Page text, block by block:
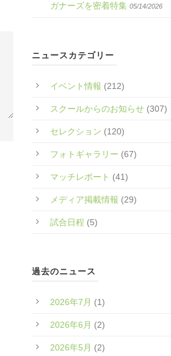
ガナーズを密着特集 05/14/2026
ニュースカテゴリー
イベント情報 (212)
スクールからのお知らせ(307)
セレクション (120)
フォトギャラリー (67)
マッチレポート (41)
メディア掲載情報 (29)
試合日程 (5)
過去のニュース
2026年7月 (1)
2026年6月 (2)
2026年5月 (2)